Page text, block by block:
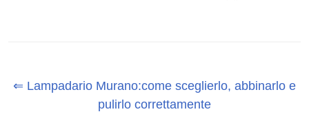
⇐ Lampadario Murano:come sceglierlo, abbinarlo e
pulirlo correttamente